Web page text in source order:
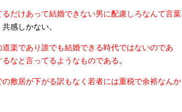
だけあって結婚できない男に配慮しろなんて言葉
感しかない。
楽であり誰でも結婚できる時代ではないのであ
なと言ってるようなものである 。
敷居が下がる訳もなく若者には重税で余裕なんか